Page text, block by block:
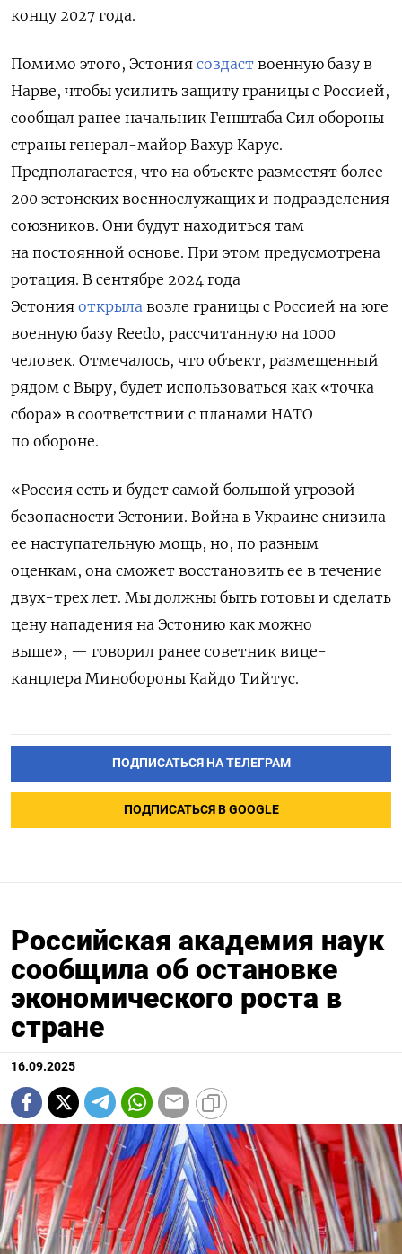
концу 2027 года.
Помимо этого, Эстония создаст военную базу в
Нарве, чтобы усилить защиту границы с Россией,
сообщал ранее начальник Генштаба Сил обороны
страны генерал-майор Вахур Карус.
Предполагается, что на объекте разместят более
200 эстонских военнослужащих и подразделения
союзников. Они будут находиться там
на постоянной основе. При этом предусмотрена
ротация. В сентябре 2024 года
Эстония открыла возле границы с Россией на юге
военную базу Reedo, рассчитанную на 1000
человек. Отмечалось, что объект, размещенный
рядом с Выру, будет использоваться как «точка
сбора» в соответствии с планами НАТО
по обороне.
«Россия есть и будет самой большой угрозой
безопасности Эстонии. Война в Украине снизила
ее наступательную мощь, но, по разным
оценкам, она сможет восстановить ее в течение
двух-трех лет. Мы должны быть готовы и сделать
цену нападения на Эстонию как можно
выше», — говорил ранее советник вице-
канцлера Минобороны Кайдо Тийтус.
ПОДПИСАТЬСЯ НА ТЕЛЕГРАМ
ПОДПИСАТЬСЯ В GOOGLE
Российская академия наук
сообщила об остановке
экономического роста в
стране
16.09.2025